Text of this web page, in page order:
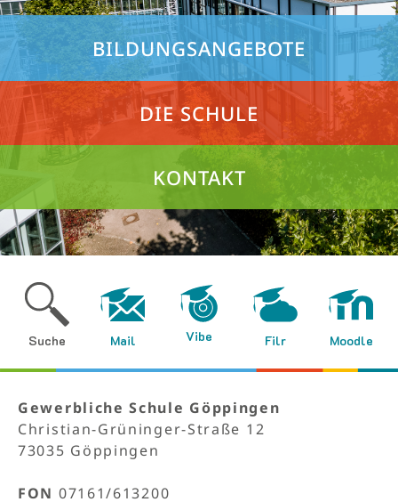
BILDUNGS­ANGEBOTE
DIE SCHULE
KONTAKT
Suche Mail Vibe Filr Moodle
Gewerbliche Schule Göppingen
Christian-Grüninger-Straße 12
73035 Göppingen
FON 07161/613200